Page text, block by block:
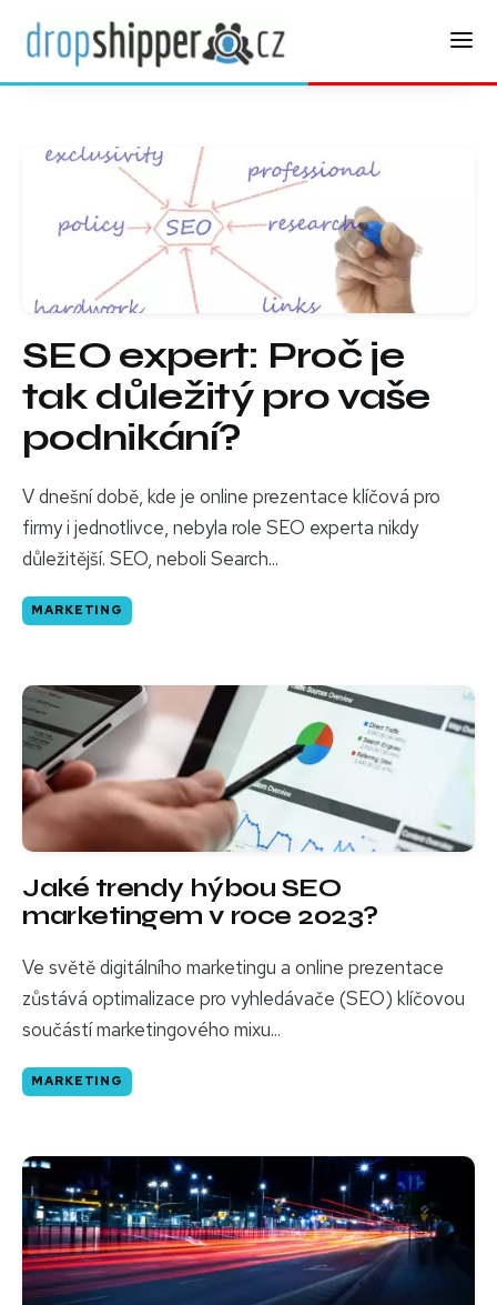
SEO expert: Proč je
tak důležitý pro vaše
podnikání?
V dnešní době, kde je online prezentace klíčová pro
firmy i jednotlivce, nebyla role SEO experta nikdy
důležitější. SEO, neboli Search...
MARKETING
Jaké trendy hýbou SEO
marketingem v roce 2023?
Ve světě digitálního marketingu a online prezentace
zůstává optimalizace pro vyhledávače (SEO) klíčovou
součástí marketingového mixu...
MARKETING